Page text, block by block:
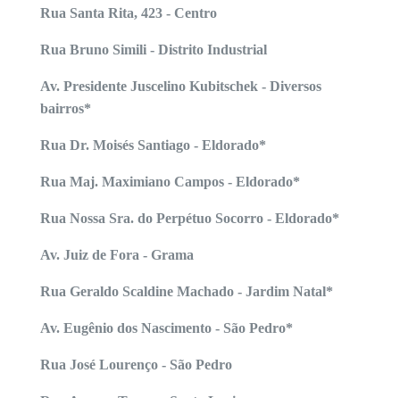
Rua Santa Rita, 423 - Centro
Rua Bruno Simili - Distrito Industrial
Av. Presidente Juscelino Kubitschek - Diversos
bairros*
Rua Dr. Moisés Santiago - Eldorado*
Rua Maj. Maximiano Campos - Eldorado*
Rua Nossa Sra. do Perpétuo Socorro - Eldorado*
Av. Juiz de Fora - Grama
Rua Geraldo Scaldine Machado - Jardim Natal*
Av. Eugênio dos Nascimento - São Pedro*
Rua José Lourenço - São Pedro